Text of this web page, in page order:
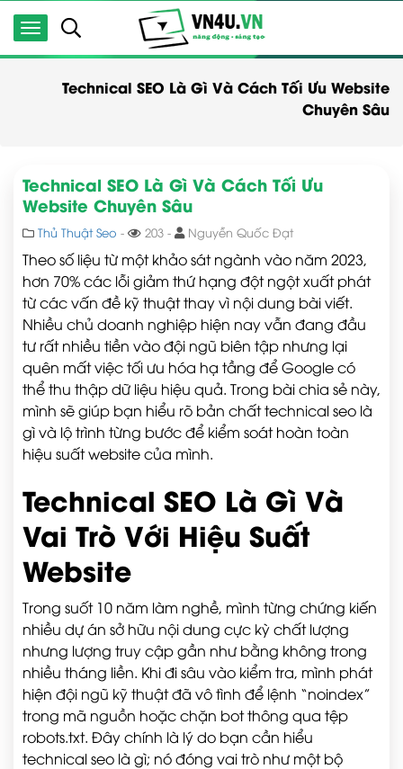
Technical SEO Là Gì Và Cách Tối Ưu Website
Chuyên Sâu
Technical SEO Là Gì Và Cách Tối Ưu
Website Chuyên Sâu
Thủ Thuật Seo - 203 - Nguyễn Quốc Đạt
Theo số liệu từ một khảo sát ngành vào năm 2023,
hơn 70% các lỗi giảm thứ hạng đột ngột xuất phát
từ các vấn đề kỹ thuật thay vì nội dung bài viết.
Nhiều chủ doanh nghiệp hiện nay vẫn đang đầu
tư rất nhiều tiền vào đội ngũ biên tập nhưng lại
quên mất việc tối ưu hóa hạ tầng để Google có
thể thu thập dữ liệu hiệu quả. Trong bài chia sẻ này,
mình sẽ giúp bạn hiểu rõ bản chất technical seo là
gì và lộ trình từng bước để kiểm soát hoàn toàn
hiệu suất website của mình.
Technical SEO Là Gì Và
Vai Trò Với Hiệu Suất
Website
Trong suốt 10 năm làm nghề, mình từng chứng kiến
nhiều dự án sở hữu nội dung cực kỳ chất lượng
nhưng lượng truy cập gần như bằng không trong
nhiều tháng liền. Khi đi sâu vào kiểm tra, mình phát
hiện đội ngũ kỹ thuật đã vô tình để lệnh “noindex”
trong mã nguồn hoặc chặn bot thông qua tệp
robots.txt. Đây chính là lý do bạn cần hiểu
technical seo là gì; nó đóng vai trò như một bộ